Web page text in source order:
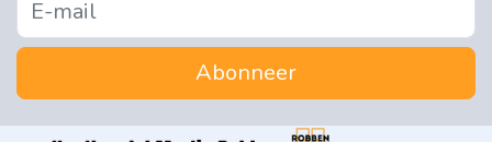
Abonneer